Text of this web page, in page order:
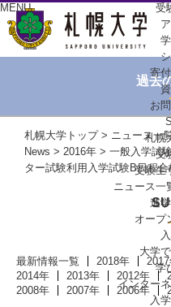
MENU
受
寄
お
札幌
受
受験生
ニュース一
進
オープ
大学
学
インター
入
過去
札幌大学トップ> ニュース一
News > 2016年 > 一般入学試
ター試験利用入学試験B日程
最新情報一覧 2018年
2014年
2013年 2012年
2008年
2007年 2006年